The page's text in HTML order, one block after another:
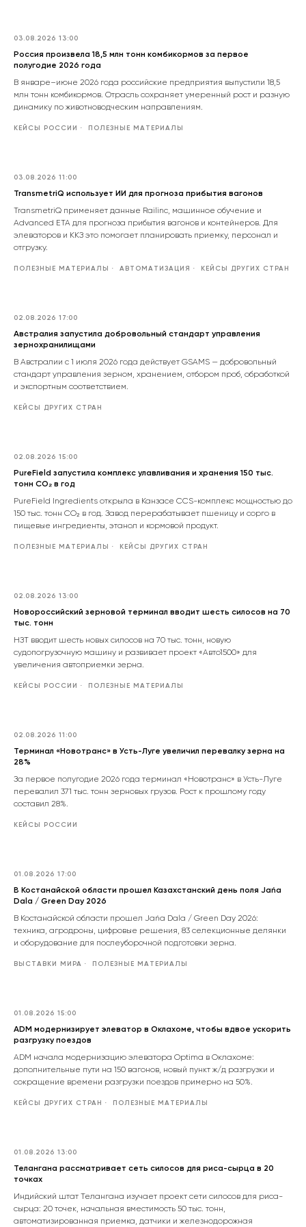
03.08.2026 13:00
Россия произвела 18,5 млн тонн комбикормов за первое
полугодие 2026 года
В январе–июне 2026 года российские предприятия выпустили 18,5
млн тонн комбикормов. Отрасль сохраняет умеренный рост и разную
динамику по животноводческим направлениям.
КЕЙСЫ РОССИИ ПОЛЕЗНЫЕ МАТЕРИАЛЫ
03.08.2026 11:00
TransmetriQ использует ИИ для прогноза прибытия вагонов
TransmetriQ применяет данные Railinc, машинное обучение и
Advanced ETA для прогноза прибытия вагонов и контейнеров. Для
элеваторов и ККЗ это помогает планировать приемку, персонал и
отгрузку.
ПОЛЕЗНЫЕ МАТЕРИАЛЫ АВТОМАТИЗАЦИЯ КЕЙСЫ ДРУГИХ СТРАН
02.08.2026 17:00
Австралия запустила добровольный стандарт управления
зернохранилищами
В Австралии с 1 июля 2026 года действует GSAMS — добровольный
стандарт управления зерном, хранением, отбором проб, обработкой
и экспортным соответствием.
КЕЙСЫ ДРУГИХ СТРАН
02.08.2026 15:00
PureField запустила комплекс улавливания и хранения 150 тыс.
тонн CO₂ в год
PureField Ingredients открыла в Канзасе CCS-комплекс мощностью до
150 тыс. тонн CO₂ в год. Завод перерабатывает пшеницу и сорго в
пищевые ингредиенты, этанол и кормовой продукт.
ПОЛЕЗНЫЕ МАТЕРИАЛЫ КЕЙСЫ ДРУГИХ СТРАН
02.08.2026 13:00
Новороссийский зерновой терминал вводит шесть силосов на 70
тыс. тонн
НЗТ вводит шесть новых силосов на 70 тыс. тонн, новую
судопогрузочную машину и развивает проект «Авто1500» для
увеличения автоприемки зерна.
КЕЙСЫ РОССИИ ПОЛЕЗНЫЕ МАТЕРИАЛЫ
02.08.2026 11:00
Терминал «Новотранс» в Усть-Луге увеличил перевалку зерна на
28%
За первое полугодие 2026 года терминал «Новотранс» в Усть-Луге
перевалил 371 тыс. тонн зерновых грузов. Рост к прошлому году
составил 28%.
КЕЙСЫ РОССИИ
01.08.2026 17:00
В Костанайской области прошел Казахстанский день поля Jańa
Dala / Green Day 2026
В Костанайской области прошел Jańa Dala / Green Day 2026:
техника, агродроны, цифровые решения, 83 селекционные делянки
и оборудование для послеуборочной подготовки зерна.
ВЫСТАВКИ МИРА ПОЛЕЗНЫЕ МАТЕРИАЛЫ
01.08.2026 15:00
ADM модернизирует элеватор в Оклахоме, чтобы вдвое ускорить
разгрузку поездов
ADM начала модернизацию элеватора Optima в Оклахоме:
дополнительные пути на 150 вагонов, новый пункт ж/д разгрузки и
сокращение времени разгрузки поездов примерно на 50%.
КЕЙСЫ ДРУГИХ СТРАН ПОЛЕЗНЫЕ МАТЕРИАЛЫ
01.08.2026 13:00
Телангана рассматривает сеть силосов для риса-сырца в 20
точках
Индийский штат Телангана изучает проект сети силосов для риса-
сырца: 20 точек, начальная вместимость 50 тыс. тонн,
автоматизированная приемка, датчики и железнодорожная